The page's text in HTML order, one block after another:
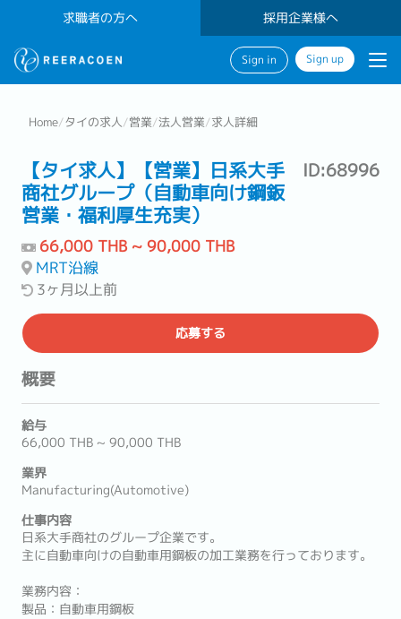
求職者の方へ 採用企業様へ
Sign in Sign up
Home/タイの求人/営業/法人営業/求人詳細
【タイ求人】【営業】日系大手
商社グループ（自動車向け鋼鈑
営業・福利厚生充実）
ID:68996
66,000 THB ~ 90,000 THB
MRT沿線
3ヶ月以上前
応募する
概要
給与
66,000 THB ~ 90,000 THB
業界
Manufacturing(Automotive)
仕事内容
日系大手商社のグループ企業です。
主に自動車向けの自動車用鋼板の加工業務を行っております。
業務内容：
製品：自動車用鋼板